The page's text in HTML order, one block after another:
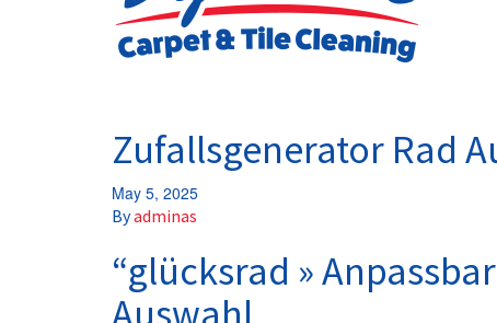
Zufallsgenerator Rad
May 5, 2025
Byadminas
“glücksrad »